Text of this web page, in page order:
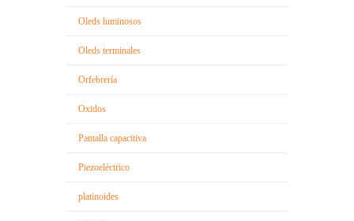
Oleds luminosos
Oleds terminales
Orfebrería
Oxidos
Pantalla capacitiva
Piezoeléctrico
platinoides